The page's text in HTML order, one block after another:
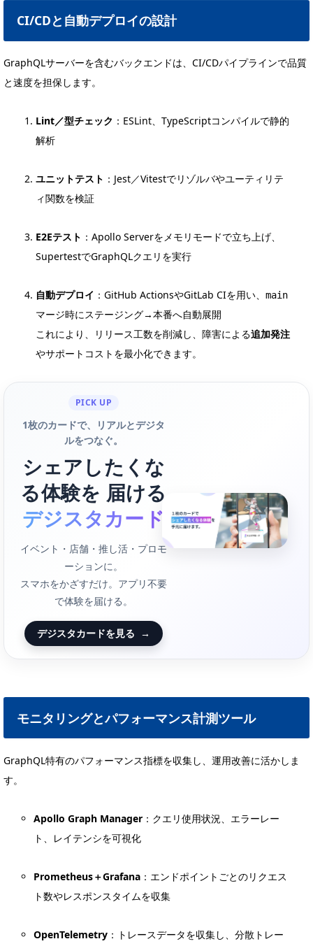
CI/CDと自動デプロイの設計
GraphQLサーバーを含むバックエンドは、CI/CDパイプラインで品質
と速度を担保します。
Lint／型チェック ：ESLint、TypeScriptコンパイルで静的
解析
ユニットテスト ：Jest／Vitestでリゾルバやユーティリテ
ィ関数を検証
E2Eテスト ：Apollo Serverをメモリモードで立ち上げ、
SupertestでGraphQLクエリを実行
自動デプロイ ：GitHub ActionsやGitLab CIを用い、 main
マージ時にステージング→本番へ自動展開
これにより、リリース工数を削減し、障害による追加発注
やサポートコストを最小化できます。
PICK UP
1枚のカードで、リアルとデジタ
ルをつなぐ。
シェアしたくな
る体験を 届ける
デジスタカード
イベント・店舗・推し活・プロモ
ーションに。
スマホをかざすだけ。アプリ不要
で体験を届ける。
デジスタカードを見る →
モニタリングとパフォーマンス計測ツール
GraphQL特有のパフォーマンス指標を収集し、運用改善に活かしま
す。
Apollo Graph Manager ：クエリ使用状況、エラーレー
ト、レイテンシを可視化
Prometheus＋Grafana ：エンドポイントごとのリクエス
ト数やレスポンスタイムを収集
OpenTelemetry ：トレースデータを収集し、分散トレー